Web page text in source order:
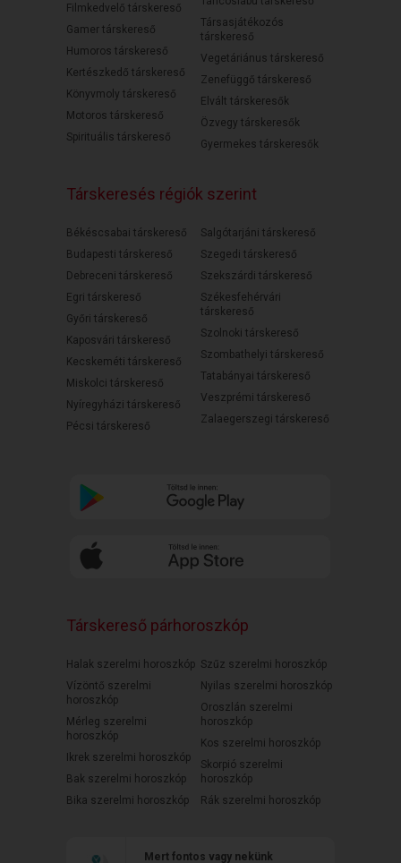
Filmkedvelő társkereső
Gamer társkereső
Humoros társkereső
Kertészkedő társkereső
Könyvmoly társkereső
Motoros társkereső
Spirituális társkereső
Társasjátékozós
társkereső
Vegetáriánus társkereső
Zenefüggő társkereső
Elvált társkeresők
Özvegy társkeresők
Gyermekes társkeresők
Társkeresés régiók szerint
Békéscsabai társkereső
Budapesti társkereső
Debreceni társkereső
Egri társkereső
Győri társkereső
Kaposvári társkereső
Kecskeméti társkereső
Miskolci társkereső
Nyíregyházi társkereső
Pécsi társkereső
Salgótarjáni társkereső
Szegedi társkereső
Szekszárdi társkereső
Székesfehérvári
társkereső
Szolnoki társkereső
Szombathelyi társkereső
Tatabányai társkereső
Veszprémi társkereső
Zalaegerszegi társkereső
Társkereső párhoroszkóp
Halak szerelmi horoszkóp
Vízöntő szerelmi
horoszkóp
Mérleg szerelmi
horoszkóp
Ikrek szerelmi horoszkóp
Bak szerelmi horoszkóp
Bika szerelmi horoszkóp
Szűz szerelmi horoszkóp
Nyilas szerelmi horoszkóp
Oroszlán szerelmi
horoszkóp
Kos szerelmi horoszkóp
Skorpió szerelmi
horoszkóp
Rák szerelmi horoszkóp
Mert fontos vagy nekünk